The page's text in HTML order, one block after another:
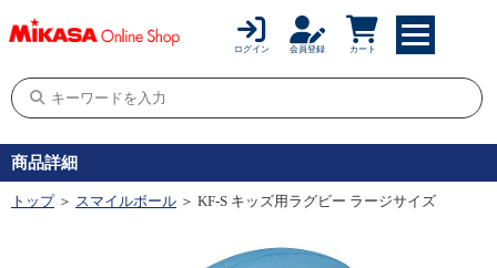
ログイン 会員登録 カート
商品詳細
トップ ＞ スマイルボール ＞ KF-S キッズ用ラグビー ラージサイズ